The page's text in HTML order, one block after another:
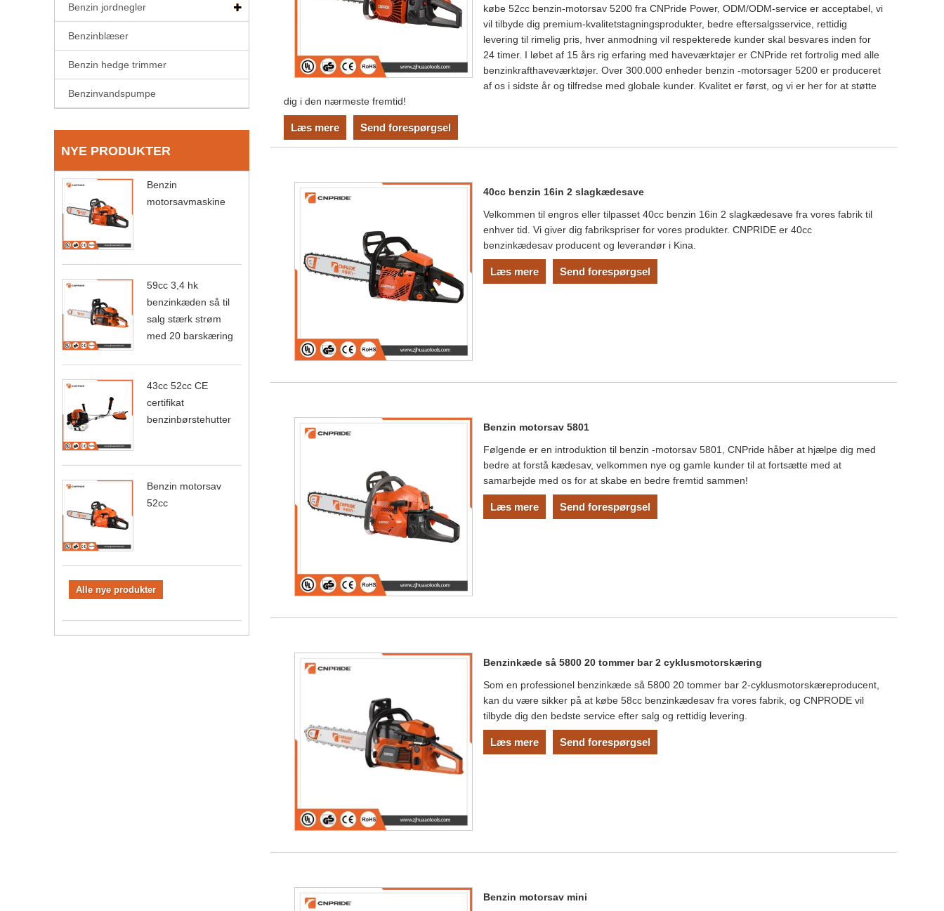
Benzin jordnegler
Benzinblæser
Benzin hedge trimmer
Benzinvandspumpe
NYE PRODUKTER
Benzin
motorsavmaskine
59cc 3,4 hk
benzinkæden så til
salg stærk strøm
med 20 barskæring
43cc 52cc CE
certifikat
benzinbørstehutter
Benzin motorsav
52cc
Alle nye produkter
købe 52cc benzin-motorsav 5200 fra CNPride Power, ODM/ODM-service er acceptabel, vi
vil tilbyde dig premium-kvalitetstagningsprodukter, bedre eftersalgsservice, rettidig
levering til rimelig pris, hver anmodning vil respekterede kunder skal besvares inden for
24 timer. I løbet af 15 års rig erfaring med haveværktøjer er CNPride ret fortrolig med alle
benzinkrafthaveværktøjer. Over 300.000 enheder benzin -motorsager 5200 er produceret
af os i sidste år og tilfredse med globale kunder. Kvalitet er først, og vi er her for at støtte
dig i den nærmeste fremtid!
Læs mere Send forespørgsel
40cc benzin 16in 2 slagkædesave
Velkommen til engros eller tilpasset 40cc benzin 16in 2 slagkædesave fra vores fabrik til
enhver tid. Vi giver dig fabrikspriser for vores produkter. CNPRIDE er 40cc
benzinkædesav producent og leverandør i Kina.
Læs mere Send forespørgsel
Benzin motorsav 5801
Følgende er en introduktion til benzin -motorsav 5801, CNPride håber at hjælpe dig med
bedre at forstå kædesav, velkommen nye og gamle kunder til at fortsætte med at
samarbejde med os for at skabe en bedre fremtid sammen!
Læs mere Send forespørgsel
Benzinkæde så 5800 20 tommer bar 2 cyklusmotorskæring
Som en professionel benzinkæde så 5800 20 tommer bar 2-cyklusmotorskæreproducent,
kan du være sikker på at købe 58cc benzinkædesav fra vores fabrik, og CNPRODE vil
tilbyde dig den bedste service efter salg og rettidig levering.
Læs mere Send forespørgsel
Benzin motorsav mini